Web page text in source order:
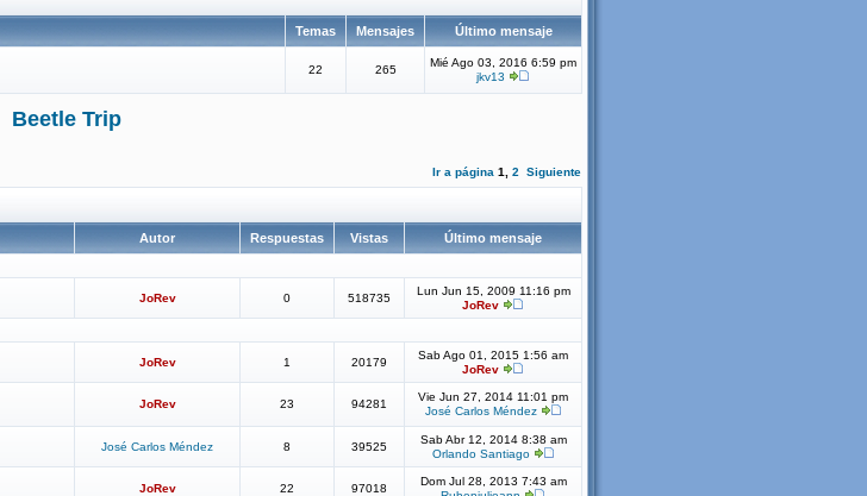
Temas Mensajes Último mensaje
22 265
Mié Ago 03, 2016 6:59 pm
jkv13
Beetle Trip
Ir a página 1 2 Siguiente
Autor Respuestas Vistas Último mensaje
JoRev 0 518735
Lun Jun 15, 2009 11:16 pm
JoRev
JoRev 1 20179
Sab Ago 01, 2015 1:56 am
JoRev
JoRev 23 94281
Vie Jun 27, 2014 11:01 pm
José Carlos Méndez
José Carlos Méndez 8 39525
Sab Abr 12, 2014 8:38 am
Orlando Santiago
JoRev 22 97018
Dom Jul 28, 2013 7:43 am